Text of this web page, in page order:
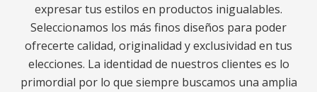
expresar tus estilos en productos inigualables.
Seleccionamos los más finos diseños para poder
ofrecerte calidad, originalidad y exclusividad en tus
elecciones. La identidad de nuestros clientes es lo
primordial por lo que siempre buscamos una amplia